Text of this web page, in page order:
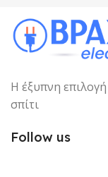
Η έξυπνη
σπίτι
Follow us